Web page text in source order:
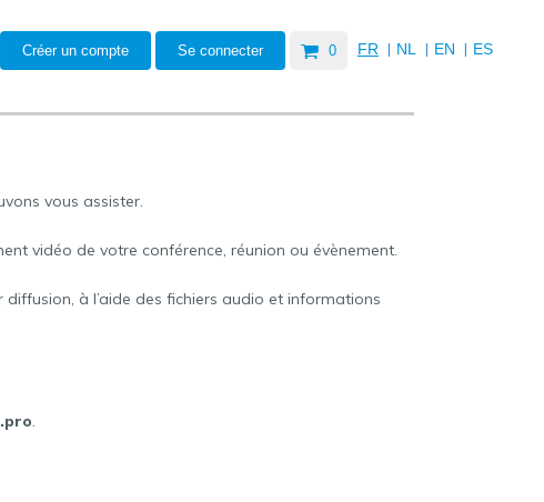
Créer un compte Se connecter 0 FR | NL | EN | ES
vous assister.
vidéo de votre conférence, réunion ou évènement.
à l’aide des fichiers audio et informations
.